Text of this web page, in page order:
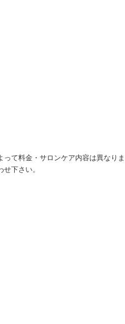
て料金・サロンケア内容は異なりま
下さい。